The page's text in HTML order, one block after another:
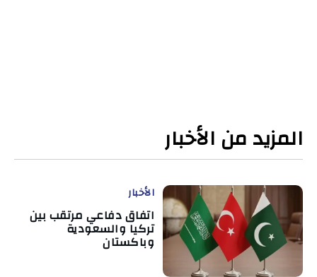
المزيد من الأخبار
الأخبار
اتفاق دفاعي مرتقب بين
تركيا والسعودية
وباكستان